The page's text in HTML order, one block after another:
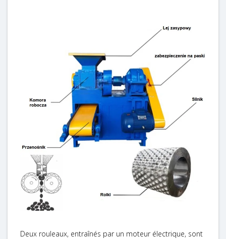
Deux rouleaux, entraînés par un moteur électrique, sont